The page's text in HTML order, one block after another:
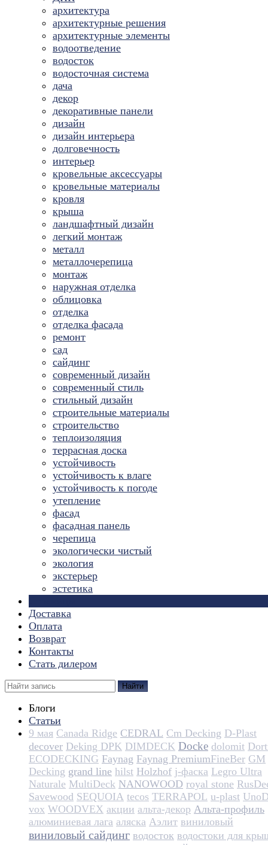
архитектура
архитектурные решения
архитектурные элементы
водоотведение
водосток
водосточная система
дача
декор
декоративные панели
дизайн
дизайн интерьера
долговечность
интерьер
кровельные аксессуары
кровельные материалы
кровля
крыша
ландшафтный дизайн
легкий монтаж
металл
металлочерепица
монтаж
наружная отделка
облицовка
отделка
отделка фасада
ремонт
сад
сайдинг
современный дизайн
современный стиль
стильный дизайн
строительные материалы
строительство
теплоизоляция
террасная доска
устойчивость
устойчивость к влаге
устойчивость к погоде
утепление
фасад
фасадная панель
черепица
экологически чистый
экология
экстерьер
эстетика
Доставка
Оплата
Возврат
Контакты
Стать дилером
Найти
Блоги
Статьи
9 мая Canada Ridge CEDRAL Cm Decking D-Plast
decover Deking DPK DIMDECK Docke dolomit
ECODECKING Faynag Faynag Premium​​​​​​​​​​FineBer GM
Decking grand line hilst Holzhof j-фаска Legro Ultra
Naturale MultiDeck NANOWOOD royal stone
Savewood SEQUOIA tecos TERRAPOL u-plast
vox WOODVEX акции альта-декор Альта-профиль
алюминиевая лага аляска Аэлит виниловый
виниловый сайдинг водосток водостоки для